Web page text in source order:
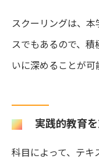
スクーリングは、
スでもあるので、
いに深めることが可
実践的教育
科目によって、テ